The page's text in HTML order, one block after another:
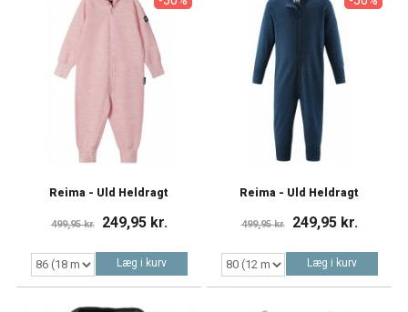
Reima - Uld Heldragt
499,95 kr. 249,95 kr.
Læg i kurv
Reima - Uld Heldragt
499,95 kr. 249,95 kr.
Læg i kurv